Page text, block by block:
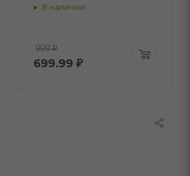
В наличии:
999 ₽
699.99 ₽